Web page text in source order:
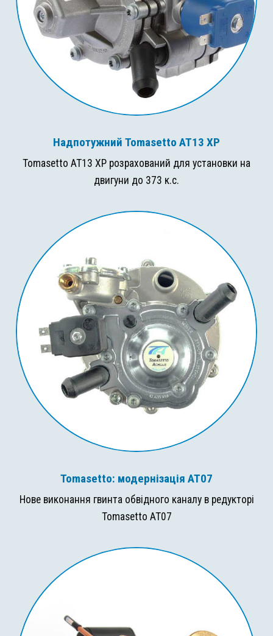
Надпотужний Tomasetto AT13 XP
Tomasetto AT13 XP розрахований для установки на
двигуни до 373 к.с.
Tomasetto: модернізація AT07
Нове виконання гвинта обвідного каналу в редукторі
Tomasetto AT07